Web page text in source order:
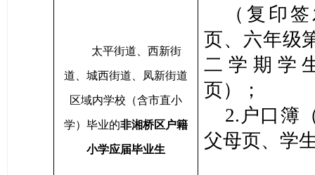
（复印
页、六年级
二学期学
页）
；
2.户口簿
父母页、学
太平街道、西新街
道、城西街道、凤新街道
区域内学校（含市直小
学）毕业的非湘桥区户籍
小学应届毕业生